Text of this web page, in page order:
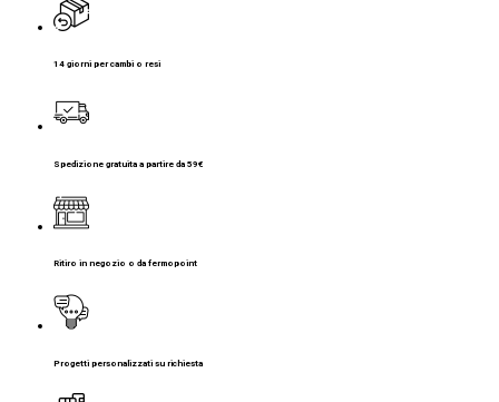
14 giorni per cambi o resi
Spedizione gratuita a partire da 59€
Ritiro in negozio o da fermopoint
Progetti personalizzati su richiesta